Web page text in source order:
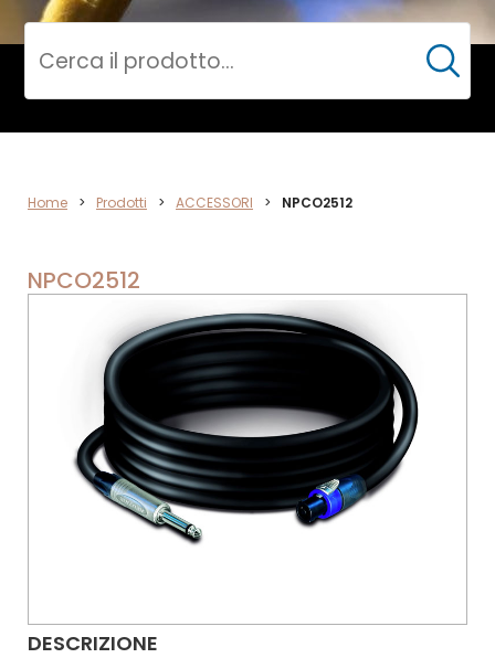
ACCESSORI
Cerca
Home > Prodotti > ACCESSORI > NPCO2512
NPCO2512
DESCRIZIONE